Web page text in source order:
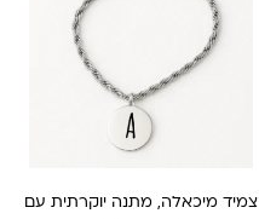
צמיד מיכאלה, מתנה יוקרתית עם